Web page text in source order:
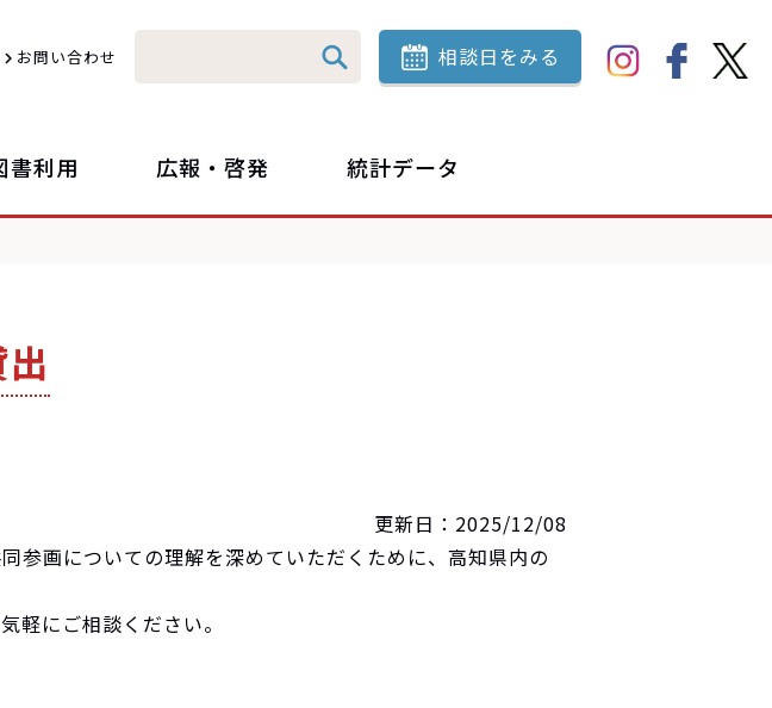
お問い合わせ 相談日をみる
書利用 広報・啓発 統計データ
更新日：2025/12/08
参画についての理解を深めていただくために、高知県内の
軽にご相談ください。